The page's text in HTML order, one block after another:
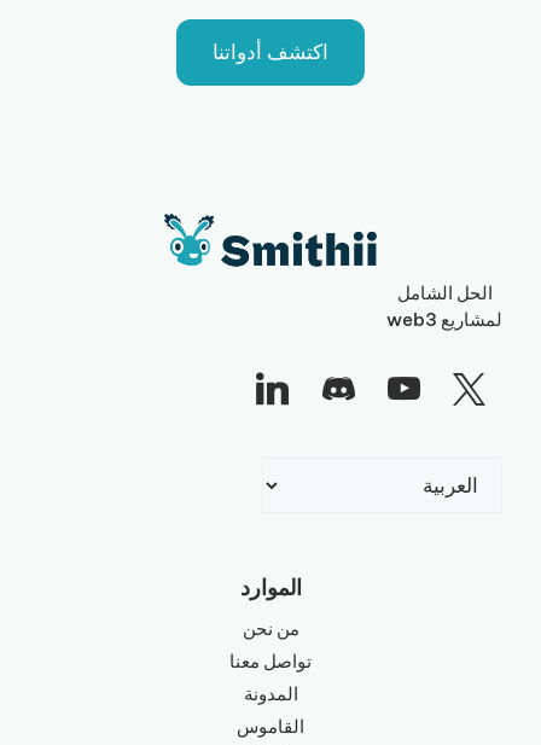
اكتشف أدواتنا
الحل الشامل
لمشاريع web3
اختر
الموارد
من نحن
تواصل معنا
المدونة
القاموس